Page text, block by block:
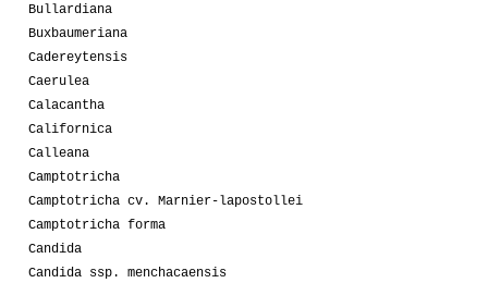
Bullardiana
Buxbaumeriana
Cadereytensis
Caerulea
Calacantha
Californica
Calleana
Camptotricha
Camptotricha cv. Marnier-lapostollei
Camptotricha forma
Candida
Candida ssp. menchacaensis